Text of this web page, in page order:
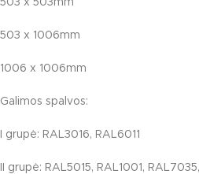
503 x 1006mm
1006 x 1006mm
Galimos spalvos:
I grupė: RAL3016, RAL6011
II grupė: RAL5015, RAL1001,